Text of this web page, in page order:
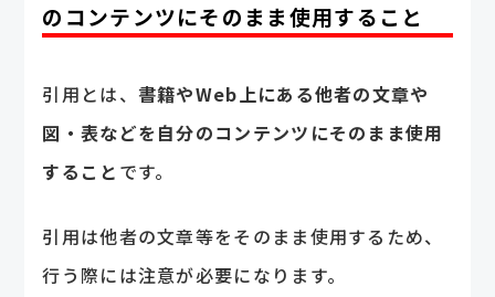
のコンテンツにそのまま使用すること
引用とは、 書籍やWeb上にある他者の文章や
図・表などを自分のコンテンツにそのまま使用
すること です。
引用は他者の文章等をそのまま使用するため、
行う際には注意が必要になります。